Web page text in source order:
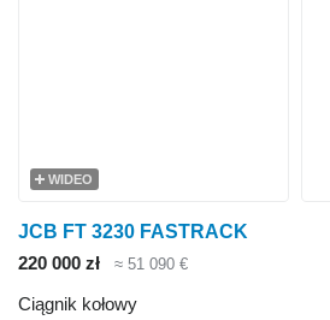
WIDEO
JCB FT 3230 FASTRACK
220 000 zł
≈ 51 090 €
Ciągnik kołowy